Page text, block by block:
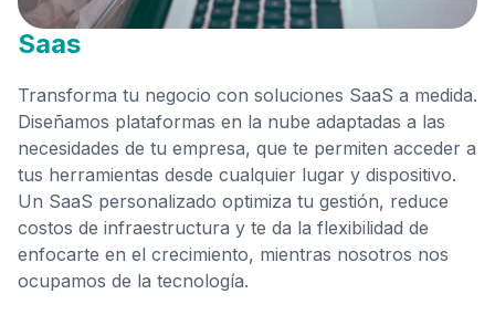
Saas
Transforma tu negocio con soluciones SaaS a medida.
Diseñamos plataformas en la nube adaptadas a las
necesidades de tu empresa, que te permiten acceder a
tus herramientas desde cualquier lugar y dispositivo.
Un SaaS personalizado optimiza tu gestión, reduce
costos de infraestructura y te da la flexibilidad de
enfocarte en el crecimiento, mientras nosotros nos
ocupamos de la tecnología.